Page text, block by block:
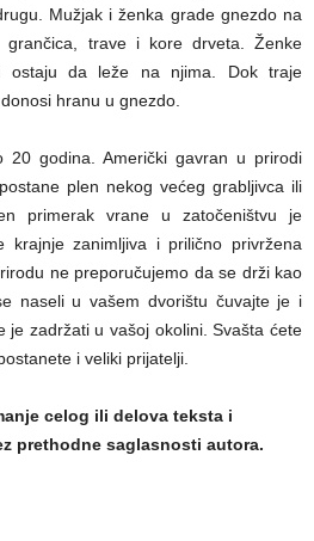
Mužjak i ženka grade gnezdo na
grančica, trave i kore drveta. Ženke
da leže na njima. Dok traje
hranu u gnezdo.
20 godina. Američki gavran u prirodi
plen nekog većeg grabljivca ili
primerak vrane u zatočeništvu je
krajnje zanimljiva i prilično privržena
ne preporučujemo da se drži kao
naseli u vašem dvorištu čuvajte je i
je zadržati u vašoj okolini. Svašta ćete
i veliki prijatelji.
celog ili delova teksta i
prethodne saglasnosti autora.